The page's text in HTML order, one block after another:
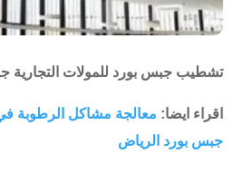
تشطيب جبس بورد للمولات التجارية جبس بورد
اقراء ايضا: معالجة مشاكل الرطوبة
جبس بورد الرياض